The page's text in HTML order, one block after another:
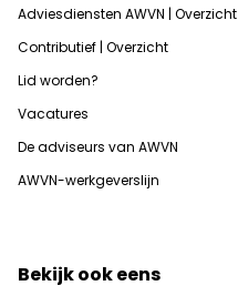
Adviesdiensten AWVN | Overzicht
Contributief | Overzicht
Lid worden?
Vacatures
De adviseurs van AWVN
AWVN-werkgeverslijn
Bekijk ook eens